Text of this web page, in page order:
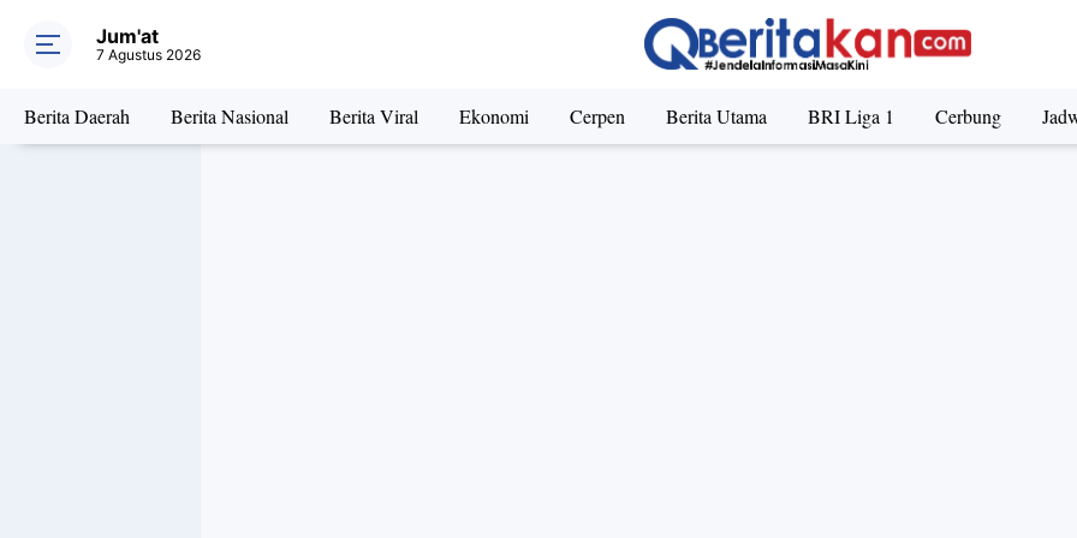
Jum'at
7 Agustus 2026
Berita Daerah Berita Nasional Berita Viral Ekonomi Cerpen Berita Utama BRI Liga 1 Cerbung